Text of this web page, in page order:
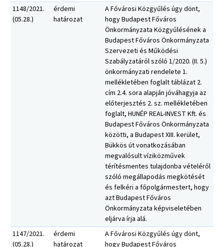
1148/2021.
(05.28.)
érdemi
határozat
A Fővárosi Közgyűlés úgy dönt,
hogy Budapest Főváros
Önkormányzata Közgyűlésének a
Budapest Főváros Önkormányzata
Szervezeti és Működési
Szabályzatáról szóló 1/2020. (II. 5.)
önkormányzati rendelete 1.
mellékletében foglalt táblázat 2.
cím 2.4. sora alapján jóváhagyja az
előterjesztés 2. sz. mellékletében
foglalt, HUNÉP REAL-INVEST Kft. és
Budapest Főváros Önkormányzata
közötti, a Budapest XIII. kerület,
Bükkös út vonatkozásában
megvalósult víziközművek
térítésmentes tulajdonba vételéről
szóló megállapodás megkötését
és felkéri a főpolgármestert, hogy
azt Budapest Főváros
Önkormányzata képviseletében
eljárva írja alá.
1147/2021.
(05.28.)
érdemi
határozat
A Fővárosi Közgyűlés úgy dönt,
hogy Budapest Főváros